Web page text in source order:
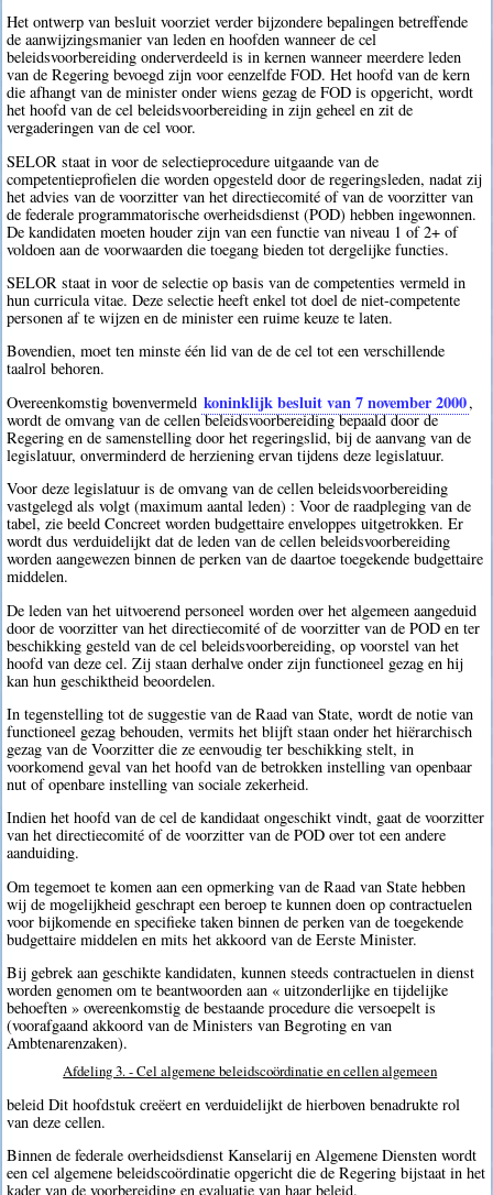
Het ontwerp van besluit voorziet verder bijzondere bepalingen betreffende
de aanwijzingsmanier van leden en hoofden wanneer de cel
beleidsvoorbereiding onderverdeeld is in kernen wanneer meerdere leden
van de Regering bevoegd zijn voor eenzelfde FOD. Het hoofd van de kern
die afhangt van de minister onder wiens gezag de FOD is opgericht, wordt
het hoofd van de cel beleidsvoorbereiding in zijn geheel en zit de
vergaderingen van de cel voor.
SELOR staat in voor de selectieprocedure uitgaande van de
competentieprofielen die worden opgesteld door de regeringsleden, nadat zij
het advies van de voorzitter van het directiecomité of van de voorzitter van
de federale programmatorische overheidsdienst (POD) hebben ingewonnen.
De kandidaten moeten houder zijn van een functie van niveau 1 of 2+ of
voldoen aan de voorwaarden die toegang bieden tot dergelijke functies.
SELOR staat in voor de selectie op basis van de competenties vermeld in
hun curricula vitae. Deze selectie heeft enkel tot doel de niet-competente
personen af te wijzen en de minister een ruime keuze te laten.
Bovendien, moet ten minste één lid van de de cel tot een verschillende
taalrol behoren.
Overeenkomstig bovenvermeld koninklijk besluit van 7 november 2000,
wordt de omvang van de cellen beleidsvoorbereiding bepaald door de
Regering en de samenstelling door het regeringslid, bij de aanvang van de
legislatuur, onverminderd de herziening ervan tijdens deze legislatuur.
Voor deze legislatuur is de omvang van de cellen beleidsvoorbereiding
vastgelegd als volgt (maximum aantal leden) : Voor de raadpleging van de
tabel, zie beeld Concreet worden budgettaire enveloppes uitgetrokken. Er
wordt dus verduidelijkt dat de leden van de cellen beleidsvoorbereiding
worden aangewezen binnen de perken van de daartoe toegekende budgettaire
middelen.
De leden van het uitvoerend personeel worden over het algemeen aangeduid
door de voorzitter van het directiecomité of de voorzitter van de POD en ter
beschikking gesteld van de cel beleidsvoorbereiding, op voorstel van het
hoofd van deze cel. Zij staan derhalve onder zijn functioneel gezag en hij
kan hun geschiktheid beoordelen.
In tegenstelling tot de suggestie van de Raad van State, wordt de notie van
functioneel gezag behouden, vermits het blijft staan onder het hiërarchisch
gezag van de Voorzitter die ze eenvoudig ter beschikking stelt, in
voorkomend geval van het hoofd van de betrokken instelling van openbaar
nut of openbare instelling van sociale zekerheid.
Indien het hoofd van de cel de kandidaat ongeschikt vindt, gaat de voorzitter
van het directiecomité of de voorzitter van de POD over tot een andere
aanduiding.
Om tegemoet te komen aan een opmerking van de Raad van State hebben
wij de mogelijkheid geschrapt een beroep te kunnen doen op contractuelen
voor bijkomende en specifieke taken binnen de perken van de toegekende
budgettaire middelen en mits het akkoord van de Eerste Minister.
Bij gebrek aan geschikte kandidaten, kunnen steeds contractuelen in dienst
worden genomen om te beantwoorden aan « uitzonderlijke en tijdelijke
behoeften » overeenkomstig de bestaande procedure die versoepelt is
(voorafgaand akkoord van de Ministers van Begroting en van
Ambtenarenzaken).
Afdeling 3. - Cel algemene beleidscoördinatie en cellen algemeen
beleid Dit hoofdstuk creëert en verduidelijkt de hierboven benadrukte rol
van deze cellen.
Binnen de federale overheidsdienst Kanselarij en Algemene Diensten wordt
een cel algemene beleidscoördinatie opgericht die de Regering bijstaat in het
kader van de voorbereiding en evaluatie van haar beleid.